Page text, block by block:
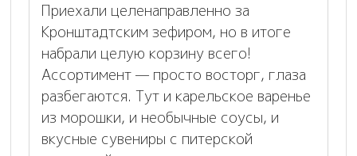
Приехали целенаправленно за
Кронштадтским зефиром, но в итоге
набрали целую корзину всего!
Ассортимент — просто восторг, глаза
разбегаются. Тут и карельское варенье
из морошки, и необычные соусы, и
вкусные сувениры с питерской